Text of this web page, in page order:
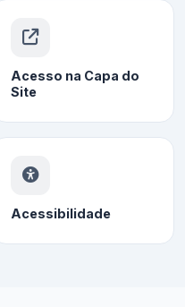
Acesso na Capa do
Site
Acessibilidade